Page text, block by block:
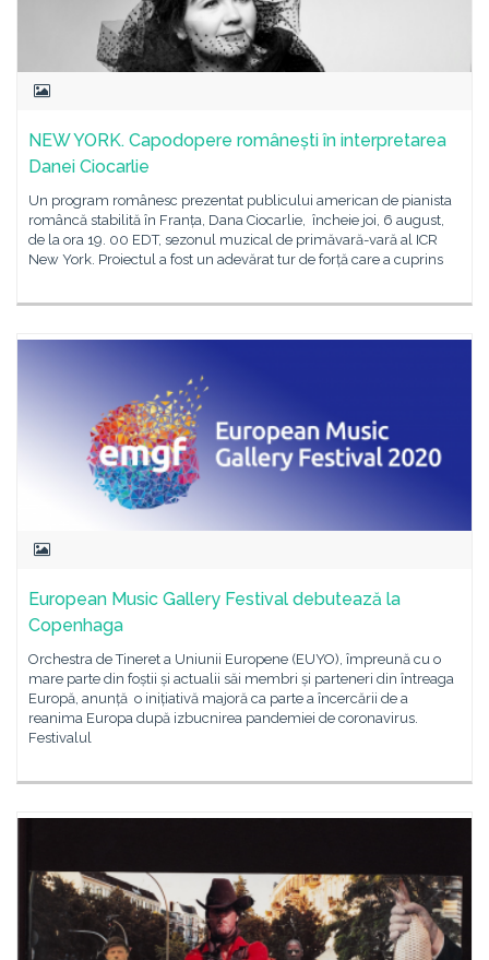
NEW YORK. Capodopere românești în interpretarea
Danei Ciocarlie
Un program românesc prezentat publicului american de pianista
româncă stabilită în Franța, Dana Ciocarlie, încheie joi, 6 august,
de la ora 19. 00 EDT, sezonul muzical de primăvară-vară al ICR
New York. Proiectul a fost un adevărat tur de forță care a cuprins
European Music Gallery Festival debutează la
Copenhaga
Orchestra de Tineret a Uniunii Europene (EUYO), împreună cu o
mare parte din foștii și actualii săi membri și parteneri din întreaga
Europă, anunță o inițiativă majoră ca parte a încercării de a
reanima Europa după izbucnirea pandemiei de coronavirus.
Festivalul